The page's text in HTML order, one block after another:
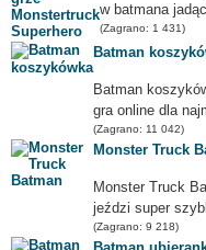
w batmana
(Zagrano: 1 431)
Batman
Batman
gra online dla
(Zagrano: 11 042)
Monster Truck
Monster Truck
jeździ super
(Zagrano: 9 218)